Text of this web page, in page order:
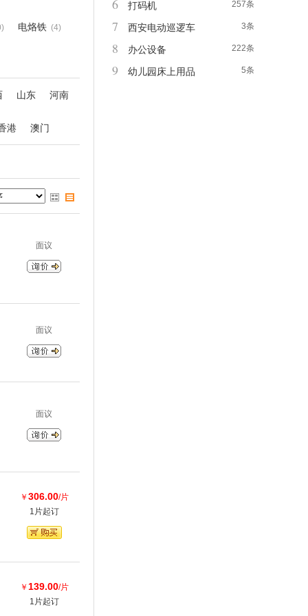
电烙铁 (4)
山东 河南
港 澳门
面议
面议
面议
￥ 306.00/片
1片起订
￥ 139.00/片
1片起订
257条
6 打码机
3条
7 西安电动巡逻车
222条
8 办公设备
5条
9 幼儿园床上用品